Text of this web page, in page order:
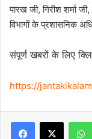
पारख जी, गिरीश शर्मा
विभागों के प्रशासनिक
संपूर्ण खबरों के लिए
https://
Facebook
X